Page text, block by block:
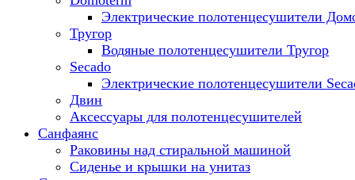
Электрические полотенцесушители
Тругор
Водяные полотенцесушители Тругор
Secado
Электрические полотенцесушители
Двин
Аксессуары для полотенцесушителей
Санфаянс
Раковины над стиральной машиной
Сиденье и крышки на унитаз